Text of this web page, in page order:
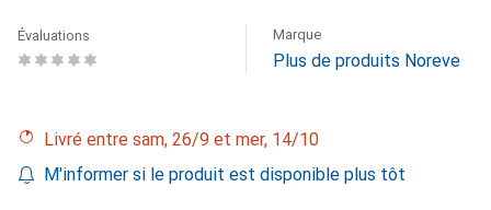
Évaluations Marque
Plus de produits Noreve
Livré entre sam, 26/9 et mer, 14/10
M'informer si le produit est disponible plus tôt